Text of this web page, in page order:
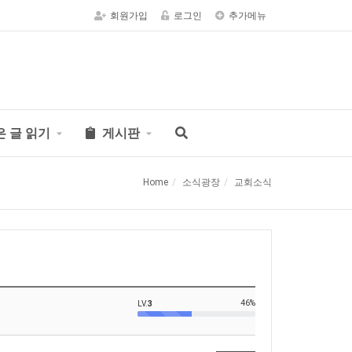
회원가입 로그인 추가메뉴
글 읽기 게시판
Home 소식광장 교회소식
LV.3 46%